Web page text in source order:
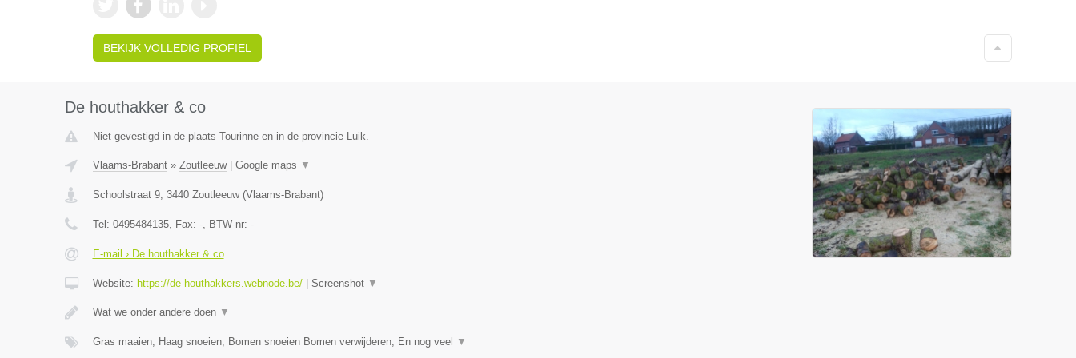
BEKIJK VOLLEDIG PROFIEL
De houthakker & co
Niet gevestigd in de plaats Tourinne en in de provincie Luik.
Vlaams-Brabant» Zoutleeuw| Google maps ▼
Schoolstraat 9, 3440 Zoutleeuw(Vlaams-Brabant)
Tel: 0495484135, Fax: -, BTW-nr: -
E-mail › De houthakker & co
Website: https://de-houthakkers.webnode.be/| Screenshot ▼
Wat we onder andere doen ▼
Gras maaien, Haag snoeien, Bomen snoeien Bomen verwijderen, En nog veel ▼